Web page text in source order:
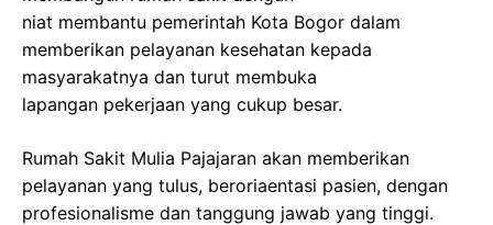
niat membantu pemerintah Kota Bogor dalam
memberikan pelayanan kesehatan kepada
masyarakatnya dan turut membuka
lapangan pekerjaan yang cukup besar.
Rumah Sakit Mulia Pajajaran akan memberikan
pelayanan yang tulus, beroriaentasi pasien, dengan
profesionalisme dan tanggung jawab yang tinggi.